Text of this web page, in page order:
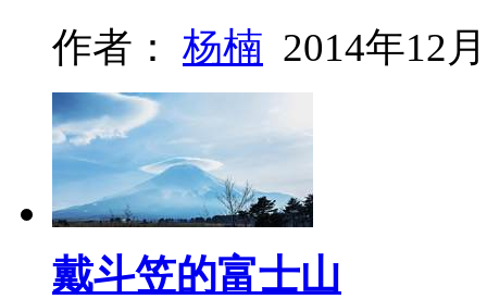
作者： 杨楠 2014年12
戴斗笠的富士山